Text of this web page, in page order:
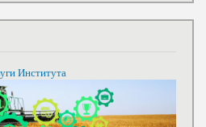
Института